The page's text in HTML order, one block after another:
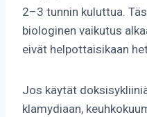
2–3 tunnin kuluttua.
biologinen vaikutus
eivät helpottaisikaan
Jos käytät
klamydiaan,